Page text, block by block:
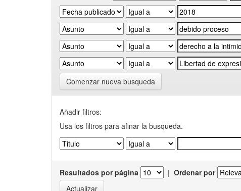
Comenzar nueva busqueda
Añadir filtros:
Usa los filtros para afinar la busqueda.
Resultados por página | Ordenar por